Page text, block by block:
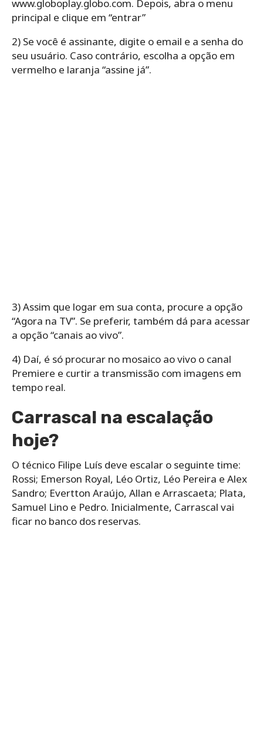
www.globoplay.globo.com. Depois, abra o menu
principal e clique em “entrar”
2) Se você é assinante, digite o email e a senha do
seu usuário. Caso contrário, escolha a opção em
vermelho e laranja “assine já”.
3) Assim que logar em sua conta, procure a opção
“Agora na TV”. Se preferir, também dá para acessar
a opção “canais ao vivo”.
4) Daí, é só procurar no mosaico ao vivo o canal
Premiere e curtir a transmissão com imagens em
tempo real.
Carrascal na escalação
hoje?
O técnico Filipe Luís deve escalar o seguinte time:
Rossi; Emerson Royal, Léo Ortiz, Léo Pereira e Alex
Sandro; Evertton Araújo, Allan e Arrascaeta; Plata,
Samuel Lino e Pedro. Inicialmente, Carrascal vai
ficar no banco dos reservas.